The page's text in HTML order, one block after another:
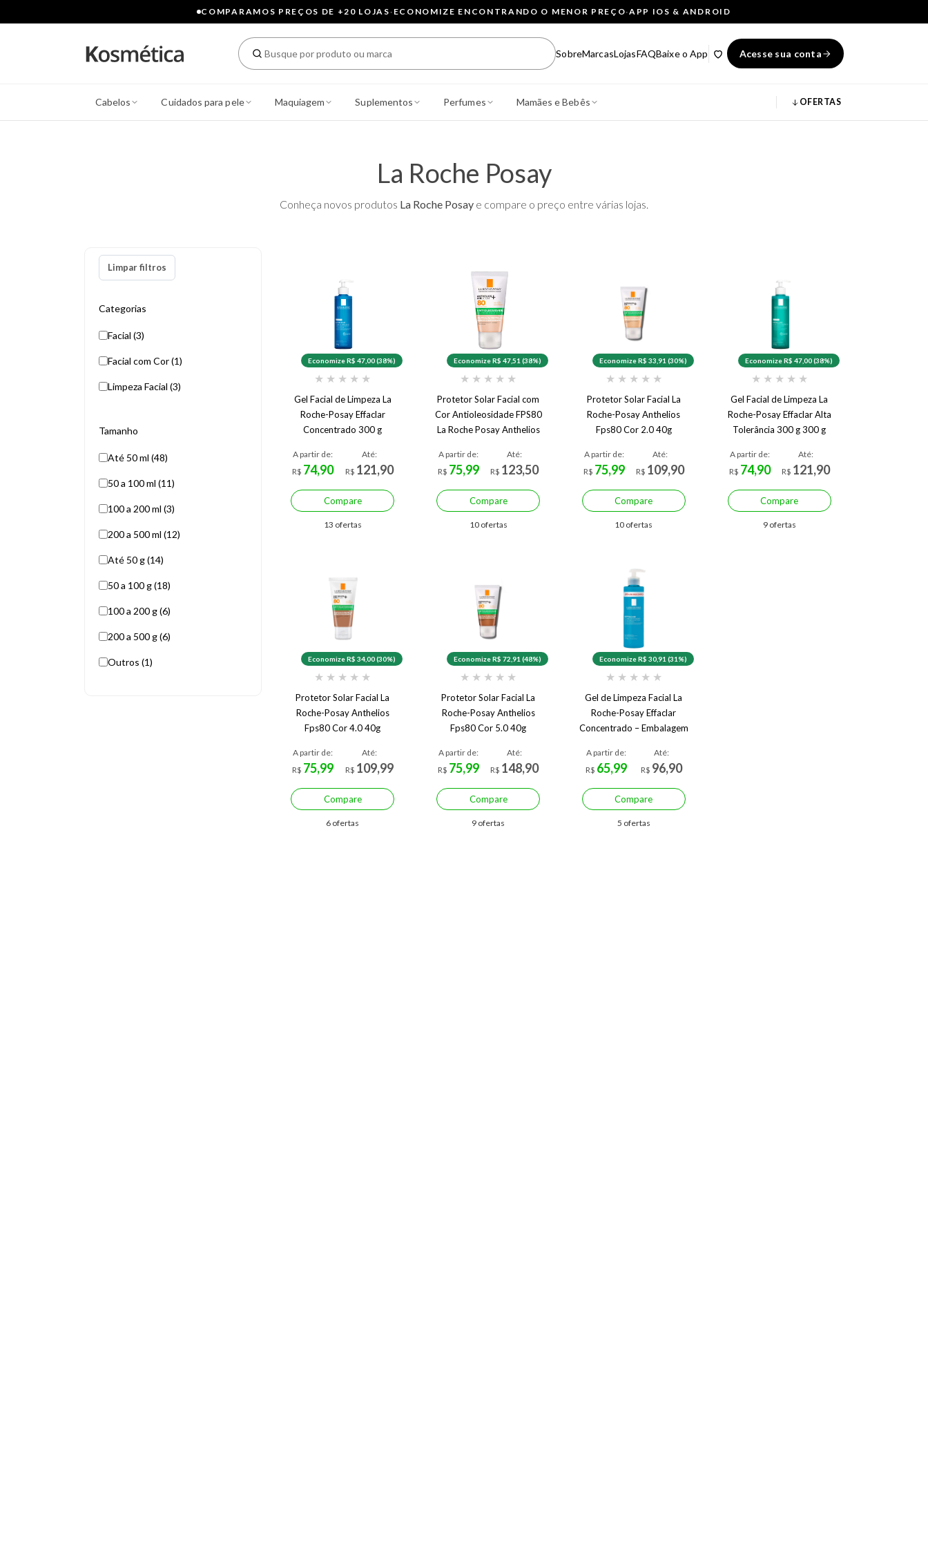
COMPARAMOS PREÇOS DE +20 LOJAS· ECONOMIZE ENCONTRANDO O MENOR PREÇO·APP IOS & ANDROID
SobreMarcasLojasFAQBaixe o App Acesse sua conta
Cabelos Cuidados para pele Maquiagem Suplementos Perfumes Mamães e Bebês OFERTAS
La Roche Posay
Conheça novos produtos La Roche Posay e compare o preço entre várias lojas.
Limpar filtros
Categorias
Facial (3)
Facial com Cor (1)
Limpeza Facial (3)
Tamanho
Até 50 ml (48)
50 a 100 ml (11)
100 a 200 ml (3)
200 a 500 ml (12)
Até 50 g (14)
50 a 100 g (18)
100 a 200 g (6)
200 a 500 g (6)
Outros (1)
Economize R$ 47,00 (38%)
★ ★ ★ ★ ★
Gel Facial de Limpeza La
Roche-Posay Effaclar
Concentrado 300 g
A partir de:
R$ 74,90
Até:
R$ 121,90
Compare
13 ofertas
Economize R$ 47,51 (38%)
★ ★ ★ ★ ★
Protetor Solar Facial com
Cor Antioleosidade FPS80
La Roche Posay Anthelios
A partir de:
R$ 75,99
Até:
R$ 123,50
Compare
10 ofertas
Economize R$ 33,91 (30%)
★ ★ ★ ★ ★
Protetor Solar Facial La
Roche-Posay Anthelios
Fps80 Cor 2.0 40g
A partir de:
R$ 75,99
Até:
R$ 109,90
Compare
10 ofertas
Economize R$ 47,00 (38%)
★ ★ ★ ★ ★
Gel Facial de Limpeza La
Roche-Posay Effaclar Alta
Tolerância 300 g 300 g
A partir de:
R$ 74,90
Até:
R$ 121,90
Compare
9 ofertas
Economize R$ 34,00 (30%)
★ ★ ★ ★ ★
Protetor Solar Facial La
Roche-Posay Anthelios
Fps80 Cor 4.0 40g
A partir de:
R$ 75,99
Até:
R$ 109,99
Compare
6 ofertas
Economize R$ 72,91 (48%)
★ ★ ★ ★ ★
Protetor Solar Facial La
Roche-Posay Anthelios
Fps80 Cor 5.0 40g
A partir de:
R$ 75,99
Até:
R$ 148,90
Compare
9 ofertas
Economize R$ 30,91 (31%)
★ ★ ★ ★ ★
Gel de Limpeza Facial La
Roche-Posay Effaclar
Concentrado – Embalagem
A partir de:
R$ 65,99
Até:
R$ 96,90
Compare
5 ofertas